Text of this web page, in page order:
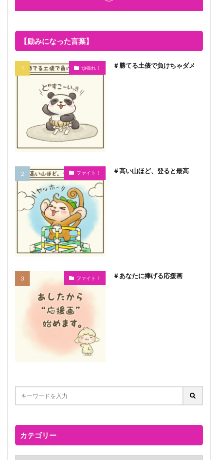
【励みになった言葉】
頑張れ！ ＃勝てる土俵で負けちゃダメ
ファイト！ ＃高い山ほど、登ると最高
ファイト！ ＃あなたに捧げる応援画
カテゴリー